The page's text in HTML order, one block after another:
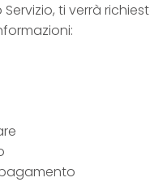
Servizio, ti verrà